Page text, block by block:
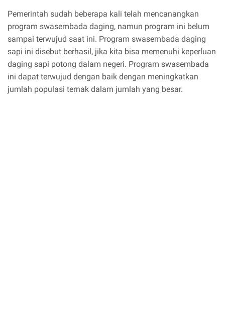
Pemerintah sudah beberapa kali telah mencanangkan
program swasembada daging, namun program ini belum
sampai terwujud saat ini. Program swasembada daging
sapi ini disebut berhasil, jika kita bisa memenuhi keperluan
daging sapi potong dalam negeri. Program swasembada
ini dapat terwujud dengan baik dengan meningkatkan
jumlah populasi ternak dalam jumlah yang besar.